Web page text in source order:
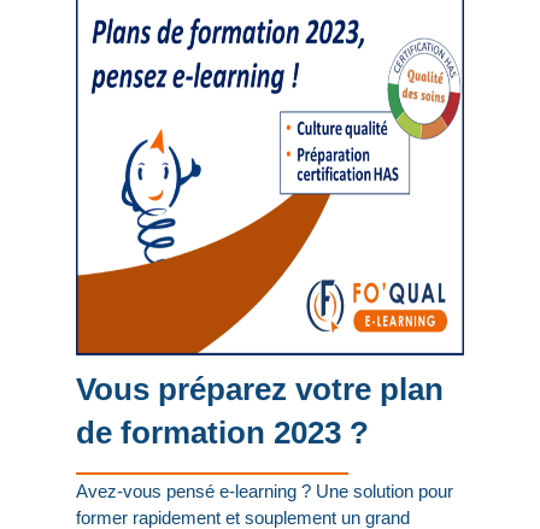
Vous préparez votre plan
de formation 2023 ?
Avez-vous pensé e-learning ? Une solution pour
former rapidement et souplement un grand